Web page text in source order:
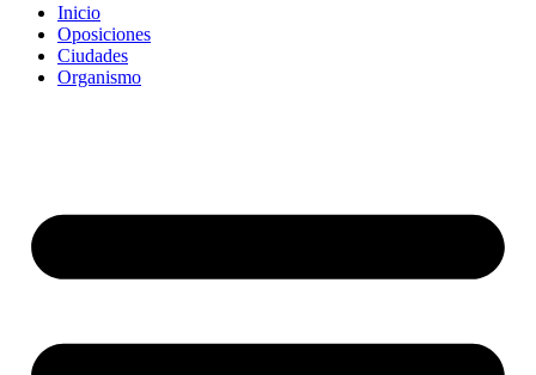
Inicio
Oposiciones
Ciudades
Organismo